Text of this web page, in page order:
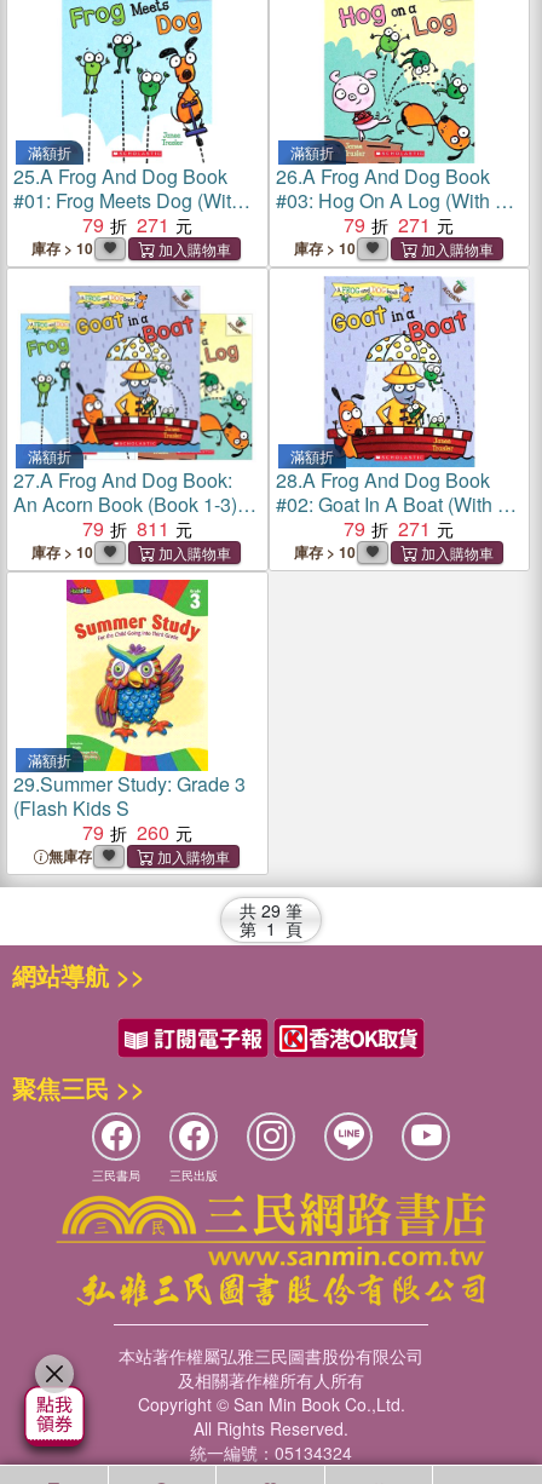
滿額折
25.A Frog And Dog Book
#01: Frog Meets Dog (With
Cd & Storyplus)
79 271
庫存 > 10
滿額折
26.A Frog And Dog Book
#03: Hog On A Log (With Cd
& Storyplus)
79 271
庫存 > 10
滿額折
27.A Frog And Dog Book:
An Acorn Book (Book 1-3)
(With Cd & Storyplus)
79 811
庫存 > 10
滿額折
28.A Frog And Dog Book
#02: Goat In A Boat (With Cd
& Storyplus)
79 271
庫存 > 10
滿額折
29.Summer Study: Grade 3
(Flash Kids S
79
260
無庫存
共 29 筆
第 1 頁
網站導航 >>
聚焦三民 >>
三民書局 三民出版
本站著作權屬弘雅三民圖書股份有限公司
及相關著作權所有人所有
Copyright © San Min Book Co.,Ltd.
All Rights Reserved.
統一編號：05134324